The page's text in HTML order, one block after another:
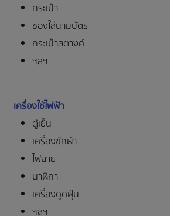
กระเป๋า
ซองใส่นามบัตร
กระเป๋าสตางค์
ฯลฯ
เครื่องใช้ไฟฟ้า
ตู้เย็น
เครื่องซักผ้า
ไฟฉาย
นาฬิกา
เครื่องดูดฝุ่น
ฯลฯ